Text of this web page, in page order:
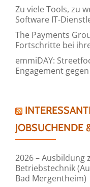
Zu viele Tools, zu
Software IT-
The Payments
Fortschritte bei
emmiDAY:
Engagement
JOBSUCHENDE
2026 –
Betriebstechnik
Bad Mergentheim)